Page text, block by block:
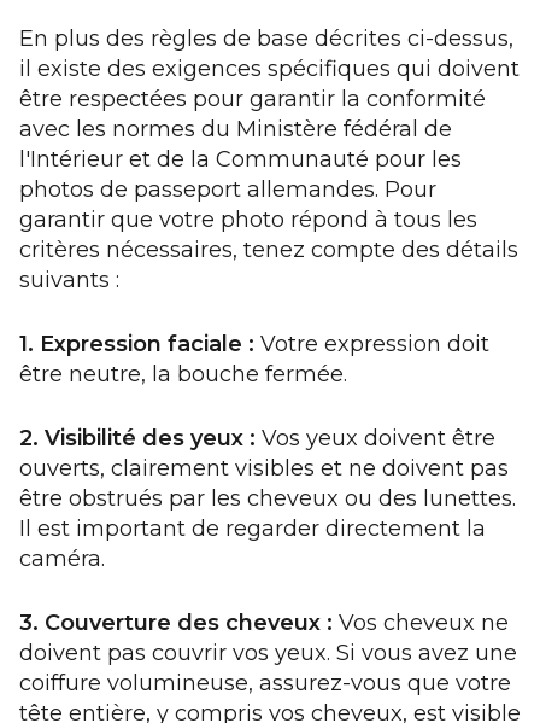
En plus des règles de base décrites ci-dessus,
il existe des exigences spécifiques qui doivent
être respectées pour garantir la conformité
avec les normes du Ministère fédéral de
l'Intérieur et de la Communauté pour les
photos de passeport allemandes. Pour
garantir que votre photo répond à tous les
critères nécessaires, tenez compte des détails
suivants :
1. Expression faciale : Votre expression doit
être neutre, la bouche fermée.
2. Visibilité des yeux : Vos yeux doivent être
ouverts, clairement visibles et ne doivent pas
être obstrués par les cheveux ou des lunettes.
Il est important de regarder directement la
caméra.
3. Couverture des cheveux : Vos cheveux ne
doivent pas couvrir vos yeux. Si vous avez une
coiffure volumineuse, assurez-vous que votre
tête entière, y compris vos cheveux, est visible